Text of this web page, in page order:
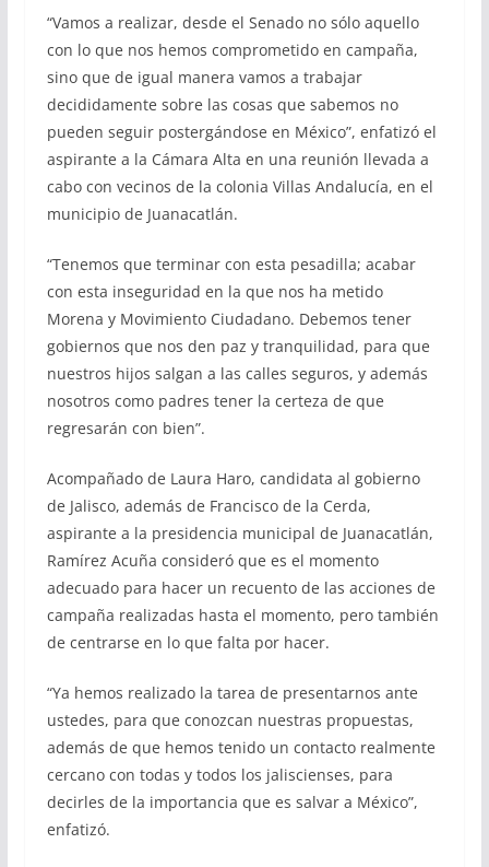
“Vamos a realizar, desde el Senado no sólo aquello
con lo que nos hemos comprometido en campaña,
sino que de igual manera vamos a trabajar
decididamente sobre las cosas que sabemos no
pueden seguir postergándose en México”, enfatizó el
aspirante a la Cámara Alta en una reunión llevada a
cabo con vecinos de la colonia Villas Andalucía, en el
municipio de Juanacatlán.
“Tenemos que terminar con esta pesadilla; acabar
con esta inseguridad en la que nos ha metido
Morena y Movimiento Ciudadano. Debemos tener
gobiernos que nos den paz y tranquilidad, para que
nuestros hijos salgan a las calles seguros, y además
nosotros como padres tener la certeza de que
regresarán con bien”.
Acompañado de Laura Haro, candidata al gobierno
de Jalisco, además de Francisco de la Cerda,
aspirante a la presidencia municipal de Juanacatlán,
Ramírez Acuña consideró que es el momento
adecuado para hacer un recuento de las acciones de
campaña realizadas hasta el momento, pero también
de centrarse en lo que falta por hacer.
“Ya hemos realizado la tarea de presentarnos ante
ustedes, para que conozcan nuestras propuestas,
además de que hemos tenido un contacto realmente
cercano con todas y todos los jaliscienses, para
decirles de la importancia que es salvar a México”,
enfatizó.